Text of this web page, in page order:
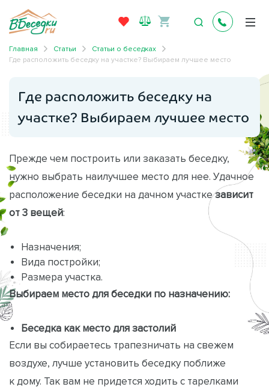
Главная Статьи
Статьи о беседках
Где расположить беседку на участке? Выбираем лучшее место
Где расположить беседку на
участке? Выбираем лучшее место
Прежде чем построить или заказать беседку,
нужно выбрать наилучшее место для нее. Удачное
расположение беседки на дачном участкезависит
от 3 вещей:
Назначения;
Вида постройки;
Размера участка.
Выбираем место для беседки по назначению:
Беседка как место для застолий
Если вы собираетесь трапезничать на свежем
воздухе, лучше установить беседку поближе
к дому. Так вам не придется ходить с тарелками